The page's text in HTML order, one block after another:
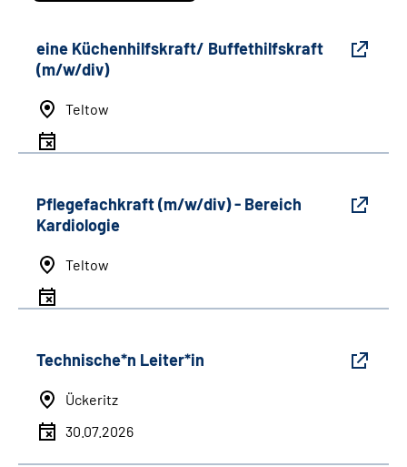
eine Küchenhilfskraft/ Buffethilfskraft
(m/w/div)
Teltow
Pflegefachkraft (m/w/div) - Bereich
Kardiologie
Teltow
Technische*n Leiter*in
Ückeritz
30.07.2026